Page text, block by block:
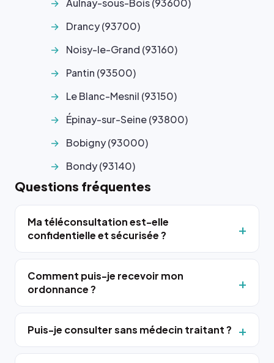
Aulnay-sous-Bois (93600)
Drancy (93700)
Noisy-le-Grand (93160)
Pantin (93500)
Le Blanc-Mesnil (93150)
Épinay-sur-Seine (93800)
Bobigny (93000)
Bondy (93140)
Questions fréquentes
Ma téléconsultation est-elle
confidentielle et sécurisée ?
Comment puis-je recevoir mon
ordonnance ?
Puis-je consulter sans médecin traitant ?